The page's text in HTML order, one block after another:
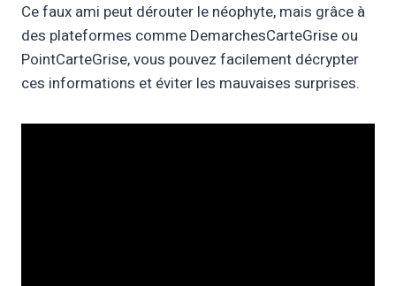
Ce faux ami peut dérouter le néophyte, mais grâce à
des plateformes comme DemarchesCarteGrise ou
PointCarteGrise, vous pouvez facilement décrypter
ces informations et éviter les mauvaises surprises.